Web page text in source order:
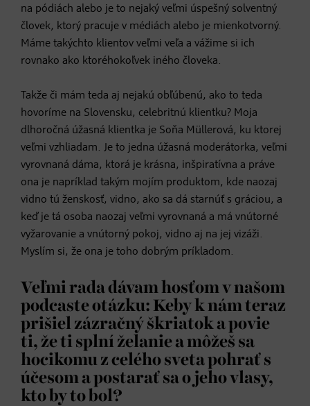
na pódiách alebo je to nejaký veľmi úspešný solventný
človek, ktorý pracuje v médiách alebo je mienkotvorný.
Máme takýchto klientov veľmi veľa a vážime si ich
rovnako ako ktoréhokoľvek iného človeka.
Takže či mám teda aj nejakú obľúbenú, ako to teda
hovoríme na Slovensku, celebritnú klientku? Moja
dlhoročná úžasná klientka je Soňa Müllerová, ku ktorej
veľmi vzhliadam. Je to jedna úžasná moderátorka, veľmi
vyrovnaná dáma, ktorá je krásna, inšpiratívna a práve
ona je napríklad takým mojím produktom, kde naozaj
vidno tú ženskosť, vidno, ako sa dá starnúť s gráciou, a
keď je tá osoba naozaj veľmi vyrovnaná a má vnútorné
vyžarovanie a vnútorný pokoj, vidno aj na jej vizáži.
Myslím si, že ona je toho dobrým príkladom.
Veľmi rada dávam hosťom v našom
podcaste otázku: Keby k nám teraz
prišiel zázračný škriatok a povie
ti, že ti splní želanie a môžeš sa
hocikomu z celého sveta pohrať s
účesom a postarať sa o jeho vlasy,
kto by to bol?